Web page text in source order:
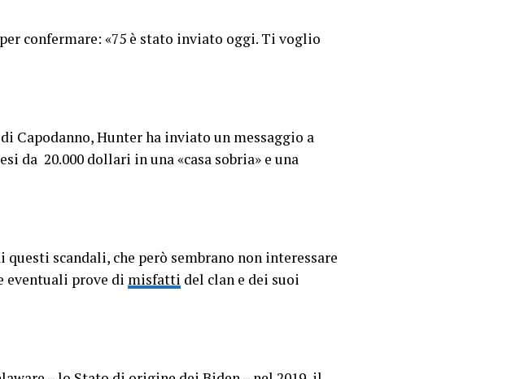
confermare: «75 è stato inviato oggi. Ti voglio
Capodanno, Hunter ha inviato un messaggio a
da 20.000 dollari in una «casa sobria» e una
scandali, che però sembrano non interessare
eventuali prove di misfatti del clan e dei suoi